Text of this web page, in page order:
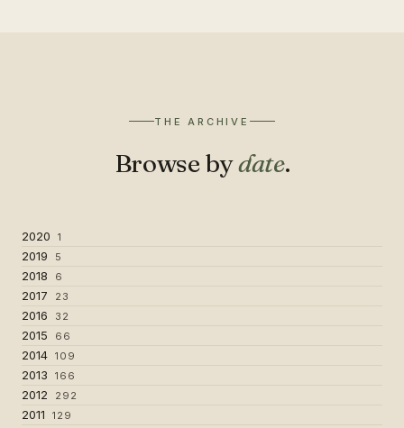
THE ARCHIVE
Browse bydate.
2020 1
2019 5
2018 6
2017 23
2016 32
2015 66
2014 109
2013 166
2012 292
2011 129